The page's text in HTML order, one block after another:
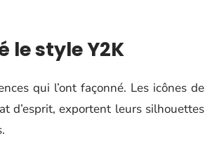
le style Y2K
qui l’ont façonné. Les icônes de
d’esprit, exportent leurs silhouettes